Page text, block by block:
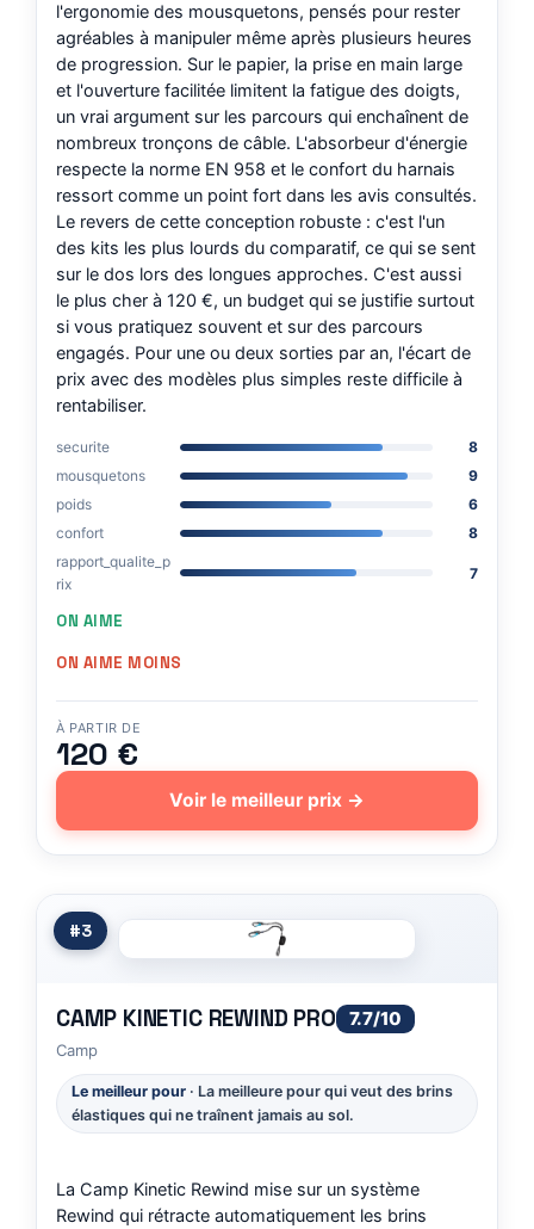
l'ergonomie des mousquetons, pensés pour rester
agréables à manipuler même après plusieurs heures
de progression. Sur le papier, la prise en main large
et l'ouverture facilitée limitent la fatigue des doigts,
un vrai argument sur les parcours qui enchaînent de
nombreux tronçons de câble. L'absorbeur d'énergie
respecte la norme EN 958 et le confort du harnais
ressort comme un point fort dans les avis consultés.
Le revers de cette conception robuste : c'est l'un
des kits les plus lourds du comparatif, ce qui se sent
sur le dos lors des longues approches. C'est aussi
le plus cher à 120 €, un budget qui se justifie surtout
si vous pratiquez souvent et sur des parcours
engagés. Pour une ou deux sorties par an, l'écart de
prix avec des modèles plus simples reste difficile à
rentabiliser.
securite
8
mousquetons
9
poids
6
confort
8
rapport_qualite_p
rix
7
ON AIME
ON AIME MOINS
À PARTIR DE
120 €
Voir le meilleur prix →
#3
CAMP KINETIC REWIND PRO 7.7/10
Camp
Le meilleur pour · La meilleure pour qui veut des brins
élastiques qui ne traînent jamais au sol.
La Camp Kinetic Rewind mise sur un système
Rewind qui rétracte automatiquement les brins